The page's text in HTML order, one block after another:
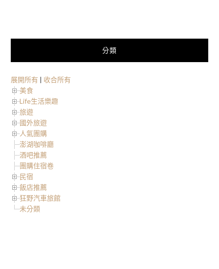
分類
展開所有 | 收合所有
美食
Life生活樂趣
旅遊
國外旅遊
人氣團購
澎湖咖啡廳
酒吧推薦
團購住宿卷
民宿
飯店推薦
狂野汽車旅館
未分類